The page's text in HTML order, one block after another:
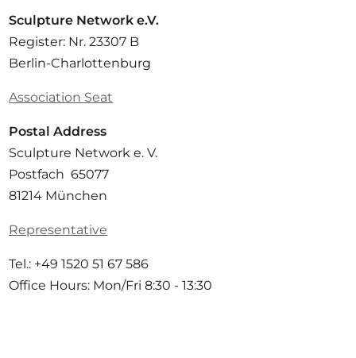
Sculpture Network e.V.
Register: Nr. 23307 B
Berlin-Charlottenburg
Association Seat
Postal Address
Sculpture Network e. V.
Postfach 65077
81214 München
Representative
Tel.: +49 1520 51 67 586
Office Hours: Mon/Fri 8:30 - 13:30